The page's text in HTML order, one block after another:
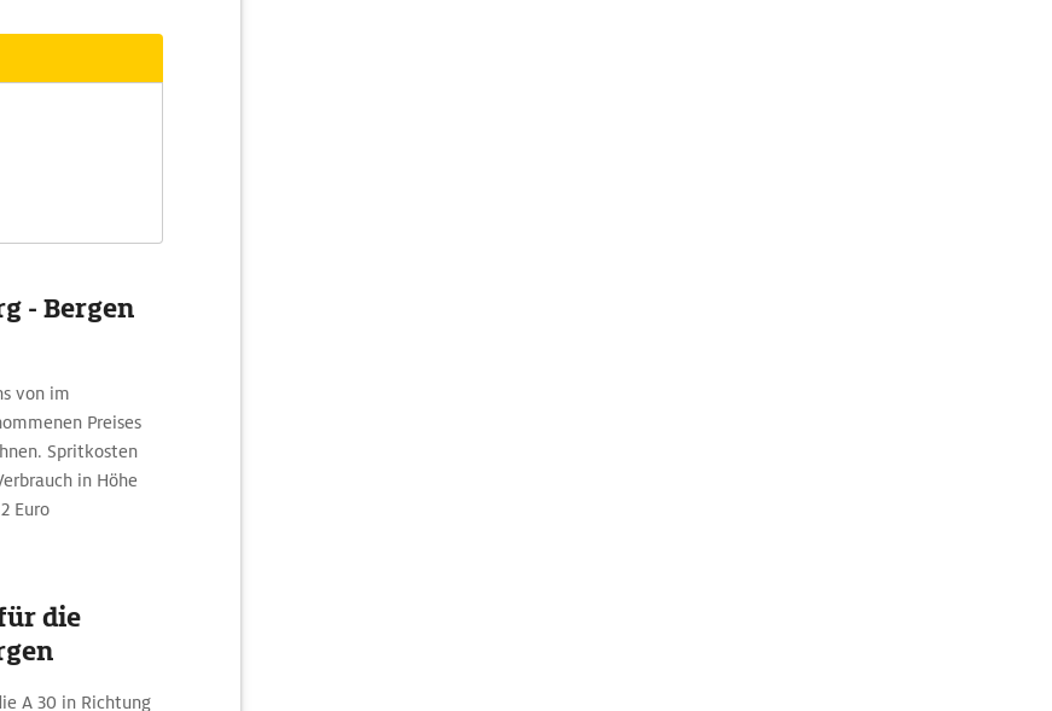
- Bergen
von im
Preises
Spritkosten
in Höhe
Euro
die
A 30 in Richtung